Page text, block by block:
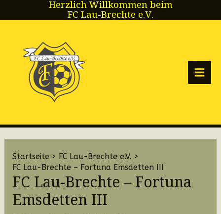
Inhalt
Herzlich Willkommen beim
FC Lau-Brechte e.V.
Main
Startseite
FC Lau-Brechte e.V.
FC Lau-Brechte – Fortuna Emsdetten III
FC Lau-Brechte – Fortuna
Emsdetten III